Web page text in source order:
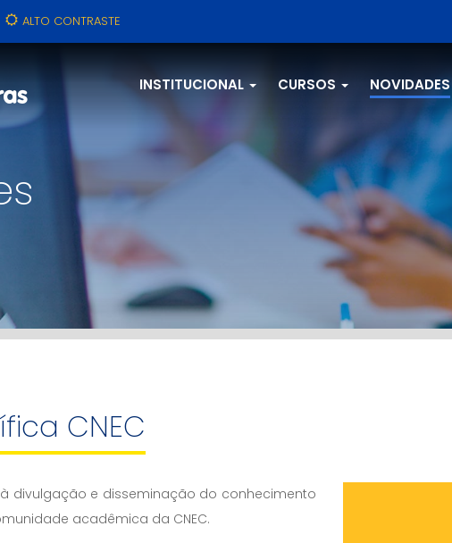
ALTO CONTRASTE
INSTITUCIONAL CURSOS NOVIDADES
CNEC
divulgação e disseminação do conhecimento
acadêmica da CNEC.